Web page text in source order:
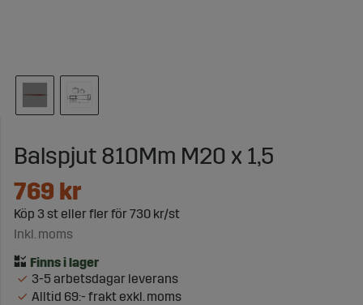
Balspjut 810Mm M20 x 1,5
769 kr
Köp 3 st eller fler för730 kr/st
Inkl. moms
3-5 arbetsdagar leverans
Alltid 69:- frakt exkl. moms